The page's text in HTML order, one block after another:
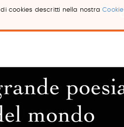
di cookies descritti nella nostraCookie